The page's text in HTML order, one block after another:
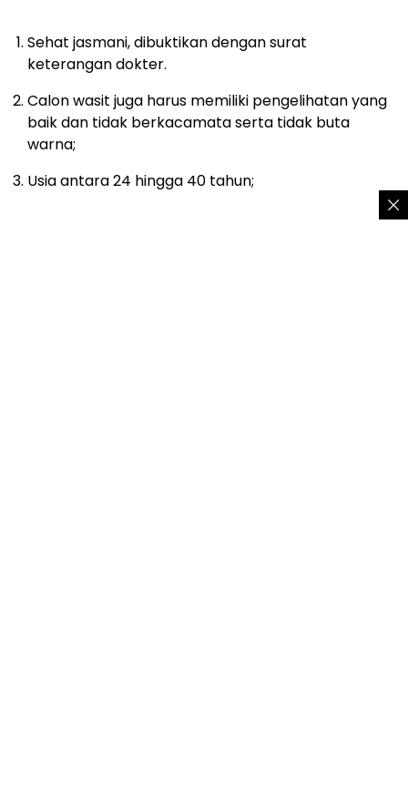
Sehat jasmani, dibuktikan dengan surat
keterangan dokter.
Calon wasit juga harus memiliki pengelihatan yang
baik dan tidak berkacamata serta tidak buta
warna;
Usia antara 24 hingga 40 tahun;